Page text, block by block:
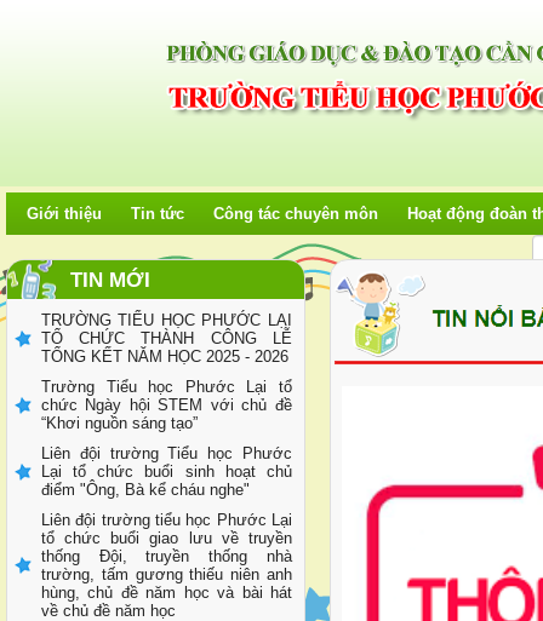
Giới thiệu Tin tức Công tác chuyên môn Hoạt động đoàn
TIN MỚI
THÔNG BÁO KẾT QUẢ LỰA
ĐẤU GIÁ TÀI SẢN
THƯ MỜI CUNG CẤP DỊCH VỤ
THẨM ĐỊNH GIÁ CỦA TRƯỜNG
TIỂU HỌC PHƯỚC LẠI
Trường Tiểu học Phước Lại thông
báo tuyển sinh Lớp 1 năm học
2026-2027
TRƯỜNG TIỂU HỌC PHƯỚC LẠI
TỔ CHỨC THÀNH CÔNG LỄ
TỔNG KẾT NĂM HỌC 2025 - 2026
Trường Tiểu học Phước Lại tổ
chức Ngày hội STEM với chủ đề
“Khơi nguồn sáng tạo”
Liên đội trường Tiểu học Phước
Lại tổ chức buổi sinh hoạt chủ
điểm "Ông, Bà kể cháu nghe"
Liên đội trường tiểu học Phước Lại
tổ chức buổi giao lưu về truyền
thống Đội, truyền thống nhà
trường, tấm gương thiếu niên anh
hùng, chủ đề năm học và bài hát
về chủ đề năm học